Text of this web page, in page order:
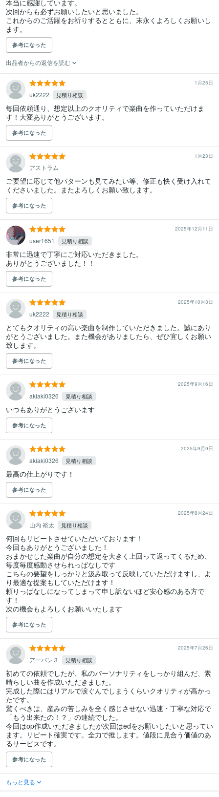
本当に感謝しています。
次回からも必ずお願いしたいと思いました。
これからのご活躍をお祈りするとともに、末永くよろしくお願いし
ます。
参考になった
出品者からの返信を読む
1月25日
uk2222 見積り相談
毎回依頼通り、想定以上のクオリティで楽曲を作っていただけま
す！大変ありがとうございます。
参考になった
1月23日
アストラム
ご要望に応じて他パターンも見てみたい等、修正も快く受け入れて
くださいました。またよろしくお願い致します。
参考になった
2025年12月11日
user1651 見積り相談
非常に迅速で丁寧にご対応いただきました。
ありがとうございました！！
参考になった
2025年10月3日
uk2222 見積り相談
とてもクオリティの高い楽曲を制作していただきました。誠にあり
がとうございました。また機会がありましたら、ぜひ宜しくお願い
致します。
参考になった
2025年9月16日
akiaki0326 見積り相談
いつもありがとうございます
参考になった
2025年9月9日
akiaki0326 見積り相談
最高の仕上がりです！
参考になった
2025年8月24日
山内 裕太 見積り相談
何回もリピートさせていただいております！
今回もありがとうございました！
おまかせした楽曲が自分の想定を大きく上回って返ってくるため、
毎度毎度感動させられっぱなしです
こちらの要望をしっかりと汲み取って反映していただけますし、よ
り最適な提案もしていただけます！
頼りっぱなしになってしまって申し訳ないほど安心感のある方で
す！
次の機会もよろしくお願いいたします
参考になった
2025年7月26日
アーバン３ 見積り相談
初めての依頼でしたが、私のパーソナリティをしっかり組んだ、素
晴らしい曲を作成いただきました。
完成した際にはリアルで涙ぐんでしまうくらいクオリティが高かっ
たです。
驚くべきは、産みの苦しみを全く感じさせない迅速・丁寧な対応で
「もう出来たの！？」の連続でした。
今回はop作成いただきましたが次回はedをお願いしたいと思ってい
ます。リピート確実です。全力で推します。値段に見合う価値のあ
るサービスです。
参考になった
もっと見る